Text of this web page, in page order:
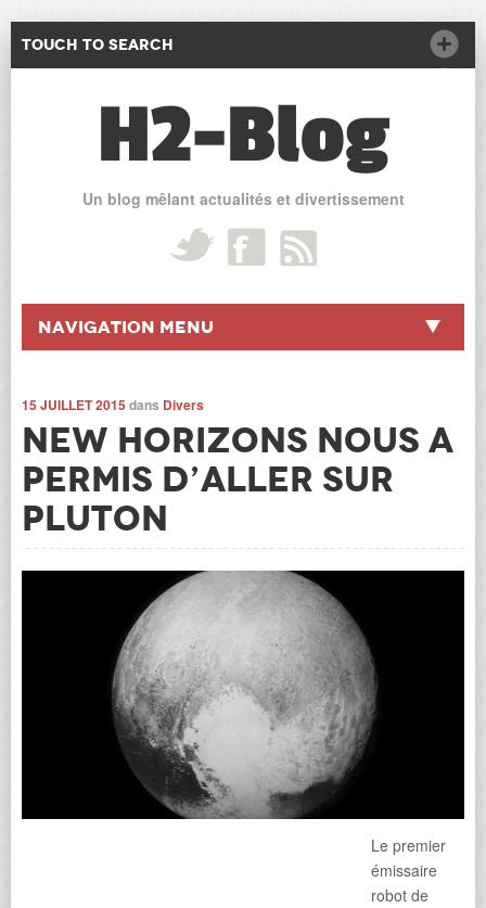
Touch to Search
H2-Blog
Un blog mêlant actualités et divertissement
Navigation Menu
15 JUILLET 2015 dans Divers
New Horizons nous a
permis d’aller sur
Pluton
Le premier
émissaire
robot de